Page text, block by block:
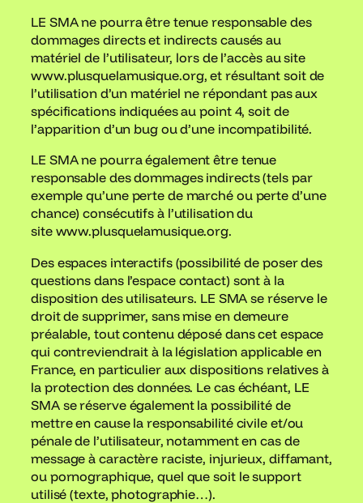
LE SMA ne pourra être tenue responsable des
dommages directs et indirects causés au
matériel de l’utilisateur, lors de l’accès au site
www.plusquelamusique.org, et résultant soit de
l’utilisation d’un matériel ne répondant pas aux
spécifications indiquées au point 4, soit de
l’apparition d’un bug ou d’une incompatibilité.
LE SMA ne pourra également être tenue
responsable des dommages indirects (tels par
exemple qu’une perte de marché ou perte d’une
chance) consécutifs à l’utilisation du
site www.plusquelamusique.org.
Des espaces interactifs (possibilité de poser des
questions dans l’espace contact) sont à la
disposition des utilisateurs. LE SMA se réserve le
droit de supprimer, sans mise en demeure
préalable, tout contenu déposé dans cet espace
qui contreviendrait à la législation applicable en
France, en particulier aux dispositions relatives à
la protection des données. Le cas échéant, LE
SMA se réserve également la possibilité de
mettre en cause la responsabilité civile et/ou
pénale de l’utilisateur, notamment en cas de
message à caractère raciste, injurieux, diffamant,
ou pornographique, quel que soit le support
utilisé (texte, photographie…).